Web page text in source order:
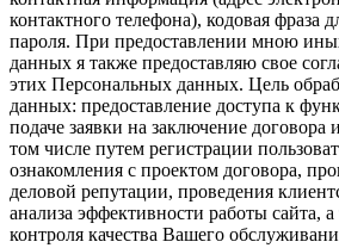
контактного телефона), кодовая фраза
пароля. При предоставлении мною
данных я также предоставляю свое
этих Персональных данных. Цель
данных: предоставление доступа к
подаче заявки на заключение договора
том числе путем регистрации
ознакомления с проектом договора,
деловой репутации, проведения
анализа эффективности работы сайта,
контроля качества Вашего